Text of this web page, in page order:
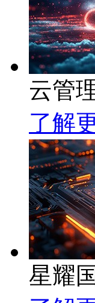
云管
了解
星耀